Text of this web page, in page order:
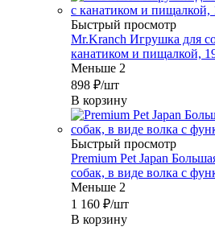
Быстрый просмотр
Mr.Kranch Игрушка для
канатиком и пищалкой,
Меньше 2
898 ₽/шт
В корзину
Быстрый просмотр
Premium Pet Japan
собак, в виде волка с
Меньше 2
1 160 ₽/шт
В корзину